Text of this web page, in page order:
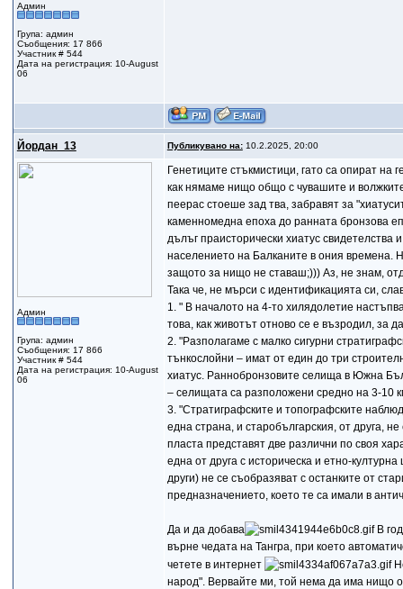
Админ
Група: админ
Съобщения: 17 866
Участник # 544
Дата на регистрация: 10-August
06
Йордан_13 Публикувано на:10.2.2025, 20:00
Админ
Група: админ
Съобщения: 17 866
Участник # 544
Дата на регистрация: 10-August
06
Генетиците стъкмистици, гато са опират на
как нямаме нищо общо с чувашите и
пеерас стоеше зад тва, забравят за
каменномедна епоха до ранната бронзова
дълъг праисторически хиатус
населението на Балканите в ония времена.
защото за нищо не ставаш;))) Аз, не знам,
Така че, не мърси с идентификацията си,
1. " В началото на 4-то хилядолетие
това, как животът отново се е възродил, за
2. "Разполагаме с малко сигурни
тънкослойни – имат от един до три
хиатус. Раннобронзовите селища в Южна
– селищата са разположени средно на 3-10
3. "Стратиграфските и топографските
една страна, и старобългарския, от друга,
пласта представят две различни по своя
една от друга с историческа и етно-
други) не се съобразяват с останките от
предназначението, което те са имали в
Да и да добава
В
върне чедата на Тангра, при което
четете в интернет
народ". Вервайте ми, той нема да има нищо